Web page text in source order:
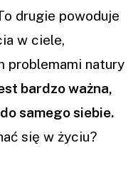
drugie powoduje
w ciele,
problemami natury
bardzo ważna,
samego siebie.
się w życiu?